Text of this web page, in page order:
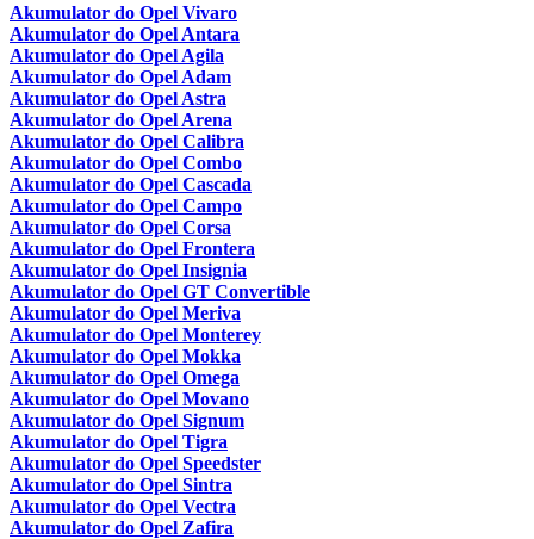
Akumulator do Opel Vivaro
Akumulator do Opel Antara
Akumulator do Opel Agila
Akumulator do Opel Adam
Akumulator do Opel Astra
Akumulator do Opel Arena
Akumulator do Opel Calibra
Akumulator do Opel Combo
Akumulator do Opel Cascada
Akumulator do Opel Campo
Akumulator do Opel Corsa
Akumulator do Opel Frontera
Akumulator do Opel Insignia
Akumulator do Opel GT Convertible
Akumulator do Opel Meriva
Akumulator do Opel Monterey
Akumulator do Opel Mokka
Akumulator do Opel Omega
Akumulator do Opel Movano
Akumulator do Opel Signum
Akumulator do Opel Tigra
Akumulator do Opel Speedster
Akumulator do Opel Sintra
Akumulator do Opel Vectra
Akumulator do Opel Zafira